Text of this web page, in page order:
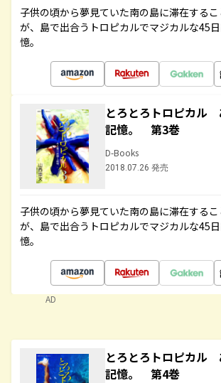
子供の頃から夢見ていた南の島に滞在する
が、島で出合うトロピカルでマジカルな45
憶。
とろとろトロピカル
記憶。 第3巻
D-Books
2018.07.26 発売
子供の頃から夢見ていた南の島に滞在する
が、島で出合うトロピカルでマジカルな45
憶。
AD
とろとろトロピカル
記憶。 第4巻